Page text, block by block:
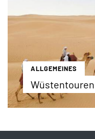
bestens
sportlichen und
...mehr erfahren
ALLGEMEINES
Die schönsten
...mehr erfahren